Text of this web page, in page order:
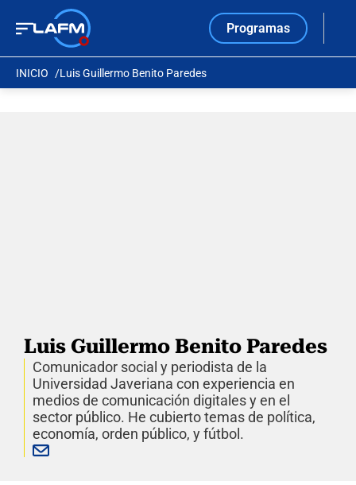
Programas
INICIO Luis Guillermo Benito Paredes
Luis Guillermo Benito Paredes
Comunicador social y periodista de la
Universidad Javeriana con experiencia en
medios de comunicación digitales y en el
sector público. He cubierto temas de política,
economía, orden público, y fútbol.